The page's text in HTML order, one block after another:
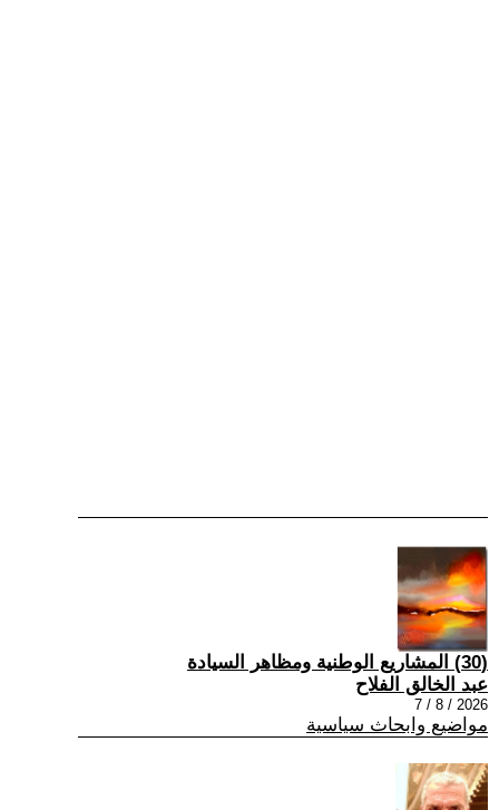
(30) المشاريع الوطنية ومظاهر السيادة
عبد الخالق الفلاح
2026 / 8 / 7
مواضيع وابحاث سياسية